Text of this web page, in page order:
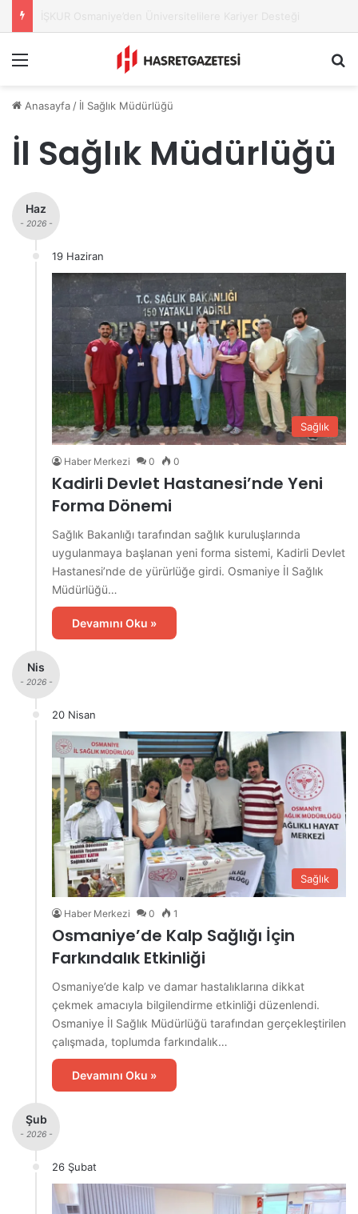
Anasayfa / İl Sağlık Müdürlüğü
İl Sağlık Müdürlüğü
Haz
- 2026 -
19 Haziran
Sağlık
Haber Merkezi 0 0
Kadirli Devlet Hastanesi’nde Yeni
Forma Dönemi
Sağlık Bakanlığı tarafından sağlık kuruluşlarında
uygulanmaya başlanan yeni forma sistemi, Kadirli Devlet
Hastanesi’nde de yürürlüğe girdi. Osmaniye İl Sağlık
Müdürlüğü…
Devamını Oku »
Nis
- 2026 -
20 Nisan
Sağlık
Haber Merkezi 0 1
Osmaniye’de Kalp Sağlığı İçin
Farkındalık Etkinliği
Osmaniye’de kalp ve damar hastalıklarına dikkat
çekmek amacıyla bilgilendirme etkinliği düzenlendi.
Osmaniye İl Sağlık Müdürlüğü tarafından gerçekleştirilen
çalışmada, toplumda farkındalık…
Devamını Oku »
Şub
- 2026 -
26 Şubat